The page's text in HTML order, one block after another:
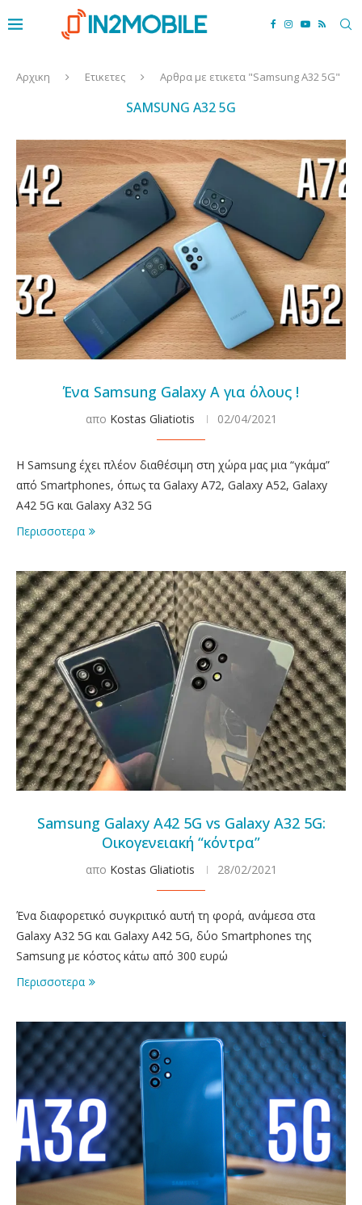
Αρχικη Ετικετες Αρθρα με ετικετα "Samsung A32 5G"
SAMSUNG A32 5G
Ένα Samsung Galaxy A για όλους !
απο Kostas Gliatiotis 02/04/2021
Η Samsung έχει πλέον διαθέσιμη στη χώρα μας μια “γκάμα”
από Smartphones, όπως τα Galaxy A72, Galaxy A52, Galaxy
A42 5G και Galaxy A32 5G
Περισσοτερα
Samsung Galaxy A42 5G vs Galaxy A32 5G:
Οικογενειακή “κόντρα”
απο Kostas Gliatiotis 28/02/2021
Ένα διαφορετικό συγκριτικό αυτή τη φορά, ανάμεσα στα
Galaxy A32 5G και Galaxy A42 5G, δύο Smartphones της
Samsung με κόστος κάτω από 300 ευρώ
Περισσοτερα